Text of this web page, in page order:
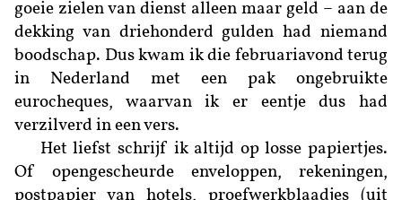
goeie zielen van dienst alleen maar geld – aan de
dekking van driehonderd gulden had niemand
boodschap. Dus kwam ik die februariavond terug
in Nederland met een pak ongebruikte
eurocheques, waarvan ik er eentje dus had
verzilverd in een vers.
Het liefst schrijf ik altijd op losse papiertjes.
Of opengescheurde enveloppen, rekeningen,
postpapier van hotels, proefwerkblaadjes (uit